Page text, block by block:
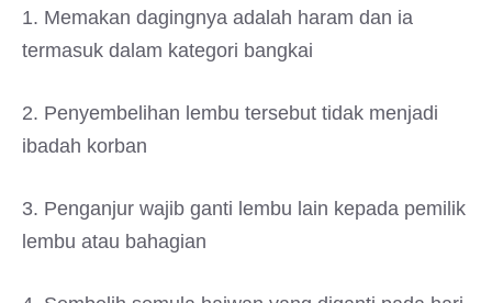
1. Memakan dagingnya adalah haram dan ia
termasuk dalam kategori bangkai
2. Penyembelihan lembu tersebut tidak menjadi
ibadah korban
3. Penganjur wajib ganti lembu lain kepada pemilik
lembu atau bahagian